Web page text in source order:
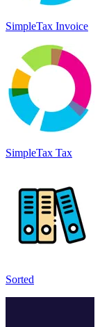
SimpleTax Invoice
SimpleTax Tax
Sorted